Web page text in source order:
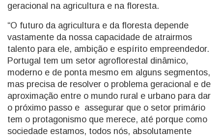
geracional na agricultura e na floresta.
“O futuro da agricultura e da floresta depende
vastamente da nossa capacidade de atrairmos
talento para ele, ambição e espírito empreendedor.
Portugal tem um setor agroflorestal dinâmico,
moderno e de ponta mesmo em alguns segmentos,
mas precisa de resolver o problema geracional e de
aproximação entre o mundo rural e urbano para dar
o próximo passo e assegurar que o setor primário
tem o protagonismo que merece, até porque como
sociedade estamos, todos nós, absolutamente